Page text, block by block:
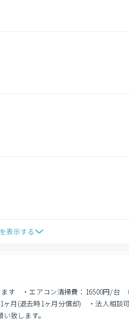
表示する
す　・エアコン清掃費：16500円/台
月(退去時1ヶ月分償却)　・法人相談
致します。